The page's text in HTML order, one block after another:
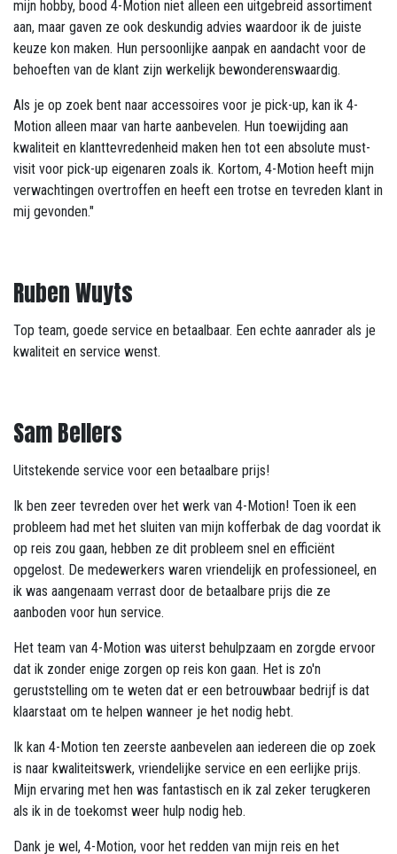
mijn hobby, bood 4-Motion niet alleen een uitgebreid assortiment
aan, maar gaven ze ook deskundig advies waardoor ik de juiste
keuze kon maken. Hun persoonlijke aanpak en aandacht voor de
behoeften van de klant zijn werkelijk bewonderenswaardig.
Als je op zoek bent naar accessoires voor je pick-up, kan ik 4-
Motion alleen maar van harte aanbevelen. Hun toewijding aan
kwaliteit en klanttevredenheid maken hen tot een absolute must-
visit voor pick-up eigenaren zoals ik. Kortom, 4-Motion heeft mijn
verwachtingen overtroffen en heeft een trotse en tevreden klant in
mij gevonden."
Ruben Wuyts
Top team, goede service en betaalbaar. Een echte aanrader als je
kwaliteit en service wenst.
Sam Bellers
Uitstekende service voor een betaalbare prijs!
Ik ben zeer tevreden over het werk van 4-Motion! Toen ik een
probleem had met het sluiten van mijn kofferbak de dag voordat ik
op reis zou gaan, hebben ze dit probleem snel en efficiënt
opgelost. De medewerkers waren vriendelijk en professioneel, en
ik was aangenaam verrast door de betaalbare prijs die ze
aanboden voor hun service.
Het team van 4-Motion was uiterst behulpzaam en zorgde ervoor
dat ik zonder enige zorgen op reis kon gaan. Het is zo'n
geruststelling om te weten dat er een betrouwbaar bedrijf is dat
klaarstaat om te helpen wanneer je het nodig hebt.
Ik kan 4-Motion ten zeerste aanbevelen aan iedereen die op zoek
is naar kwaliteitswerk, vriendelijke service en een eerlijke prijs.
Mijn ervaring met hen was fantastisch en ik zal zeker terugkeren
als ik in de toekomst weer hulp nodig heb.
Dank je wel, 4-Motion, voor het redden van mijn reis en het